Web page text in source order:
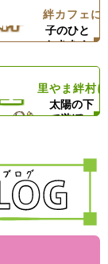
て
絆
カ
フ
楽しい親
子のひと
ときを！
絆カフェに
て
里
ま
絆
思いきり
太陽の下
で遊ぼ
動を通じて子ど
もたちの心の成
里やま絆村